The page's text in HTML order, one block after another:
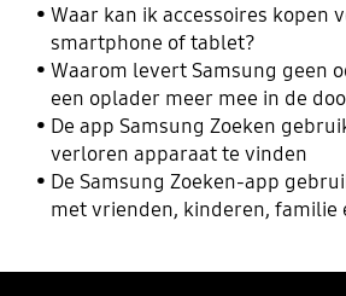
Waar kan ik accessoires kopen
smartphone of tablet?
Waarom levert Samsung geen
een oplader meer mee in de
De app Samsung Zoeken
verloren apparaat te vinden
De Samsung Zoeken-app
met vrienden, kinderen, familie